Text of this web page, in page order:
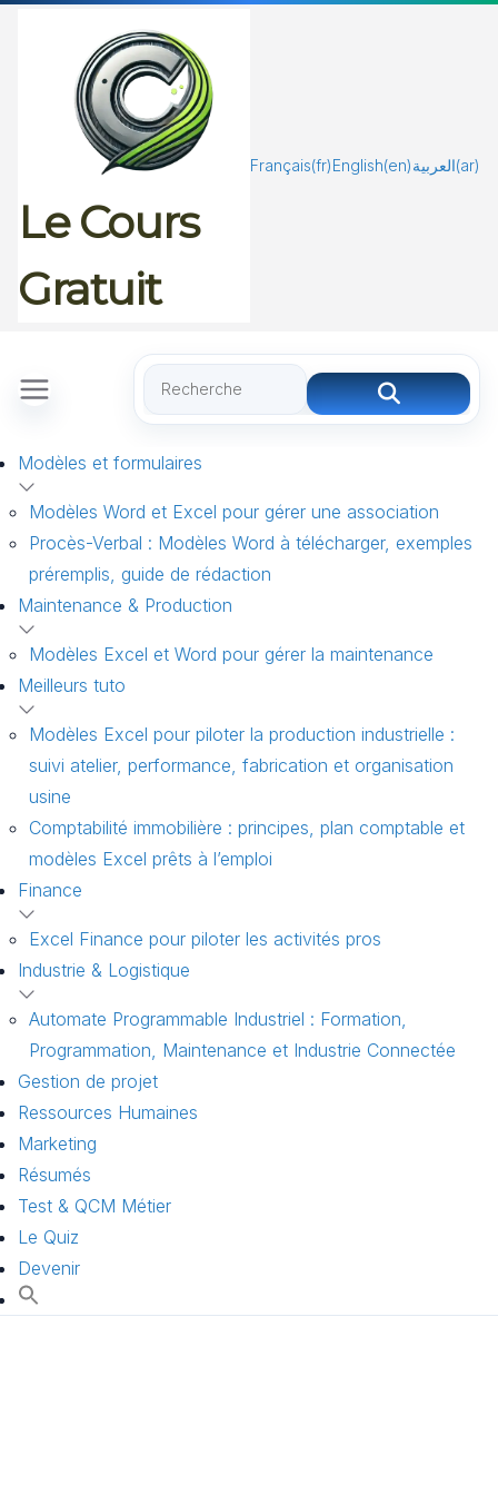
Le Cours
Gratuit
Français(fr) English(en)العربية(ar)
Modèles et formulaires
Modèles Word et Excel pour gérer une association
Procès-Verbal : Modèles Word à télécharger, exemples
préremplis, guide de rédaction
Maintenance & Production
Modèles Excel et Word pour gérer la maintenance
Meilleurs tuto
Modèles Excel pour piloter la production industrielle :
suivi atelier, performance, fabrication et organisation
usine
Comptabilité immobilière : principes, plan comptable et
modèles Excel prêts à l’emploi
Finance
Excel Finance pour piloter les activités pros
Industrie & Logistique
Automate Programmable Industriel : Formation,
Programmation, Maintenance et Industrie Connectée
Gestion de projet
Ressources Humaines
Marketing
Résumés
Test & QCM Métier
Le Quiz
Devenir